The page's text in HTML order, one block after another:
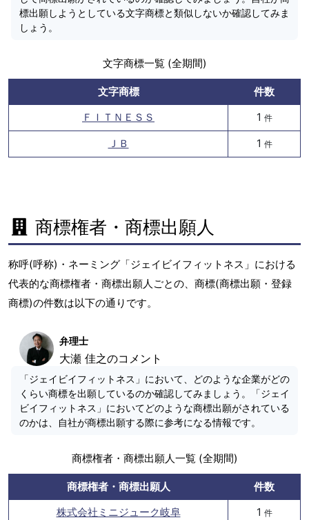
標出願しようとしている文字商標と類似しないか確認してみま
しょう。
文字商標一覧 (全期間)
文字商標
件数
ＦＩＴＮＥＳＳ
1 件
ＪＢ 1 件
商標権者・商標出願人
称呼(呼称)・ネーミング「ジェイビイフィットネス」における
代表的な商標権者・商標出願人ごとの、商標(商標出願・登録
商標)の件数は以下の通りです。
弁理士
大瀬 佳之のコメント
「ジェイビイフィットネス」において、どのような企業がどの
くらい商標を出願しているのか確認してみましょう。「ジェイ
ビイフィットネス」においてどのような商標出願がされている
のかは、自社が商標出願する際に参考になる情報です。
商標権者・商標出願人一覧 (全期間)
商標権者・商標出願人
件数
株式会社ミニジューク岐阜
1 件